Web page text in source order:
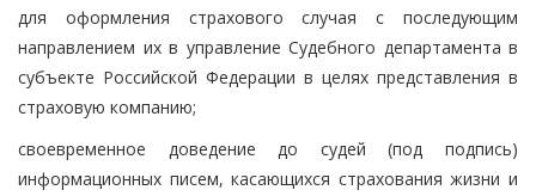
для оформления страхового случая с последующим
направлением их в управление Судебного департамента в
субъекте Российской Федерации в целях представления в
страховую компанию;
своевременное доведение до судей (под подпись)
информационных писем, касающихся страхования жизни и